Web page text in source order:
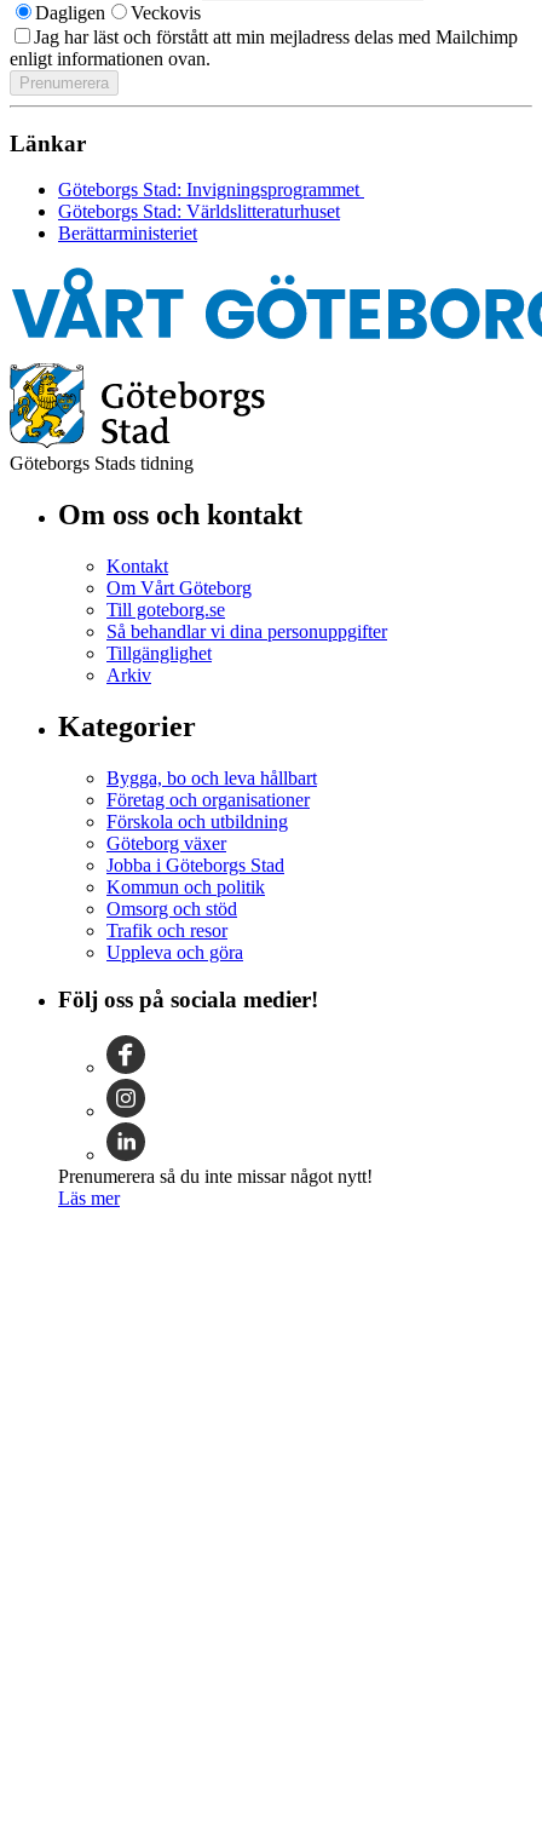
Dagligen
Veckovis
Jag har läst och förstått att min mejladress delas med Mailchimp
enligt informationen ovan.
Länkar
Göteborgs Stad: Invigningsprogrammet
Göteborgs Stad: Världslitteraturhuset
Berättarministeriet
Göteborgs Stads tidning
Om oss och kontakt
Kontakt
Om Vårt Göteborg
Till goteborg.se
Så behandlar vi dina personuppgifter
Tillgänglighet
Arkiv
Kategorier
Bygga, bo och leva hållbart
Företag och organisationer
Förskola och utbildning
Göteborg växer
Jobba i Göteborgs Stad
Kommun och politik
Omsorg och stöd
Trafik och resor
Uppleva och göra
Följ oss på sociala medier!
Prenumerera så du inte missar något nytt!
Läs mer